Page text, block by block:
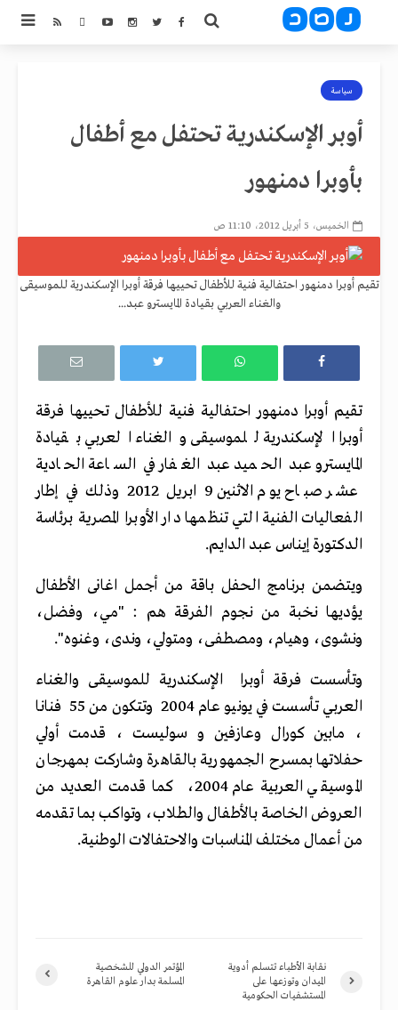
سياسة
أوبر الإسكندرية تحتفل مع أطفال
بأوبرا دمنهور
الخميس، 5 أبريل 2012، 11:10 ص
تقيم أوبرا دمنهور احتفالية فنية للأطفال تحييها فرقة أوبرا الإسكندرية للموسيقى
والغناء العربي بقيادة المايسترو عبد...
تقيم أوبرا دمنهور احتفالية فنية للأطفال تحييها فرقة
أوبرا الإسكندرية للموسيقى والغناء العربي بقيادة
المايسترو عبد الحميد عبد الغفار في الساعة الحادية
عشر صباح يوم الاثنين 9 ابريل 2012 وذلك في إطار
الفعاليات الفنية التي تنظمها دار الأوبرا المصرية برئاسة
الدكتورة إيناس عبد الدايم.
ويتضمن برنامج الحفل باقة من أجمل اغانى الأطفال
يؤديها نخبة من نجوم الفرقة هم : "مي، وفضل،
ونشوى، وهيام، ومصطفى، ومتولي، وندى، وغنوه".
وتأسست فرقة أوبرا الإسكندرية للموسيقى والغناء
العربي تأسست في يونيو عام 2004 وتتكون من 55 فنانا
، مابين كورال وعازفين و سوليست ، قدمت أولي
حفلاتها بمسرح الجمهورية بالقاهرة وشاركت بمهرجان
الموسيقي العربية عام 2004، كما قدمت العديد من
العروض الخاصة بالأطفال والطلاب، وتواكب بما تقدمه
من أعمال مختلف المناسبات والاحتفالات الوطنية.
المؤتمر الدولي للشخصية
المسلمة بدار علوم القاهرة
نقابة الأطباء تتسلم أدوية
الميدان وتوزعها على
المستشفيات الحكومية